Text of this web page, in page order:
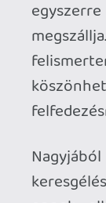
Sok dologra
az árát
és
boltok és